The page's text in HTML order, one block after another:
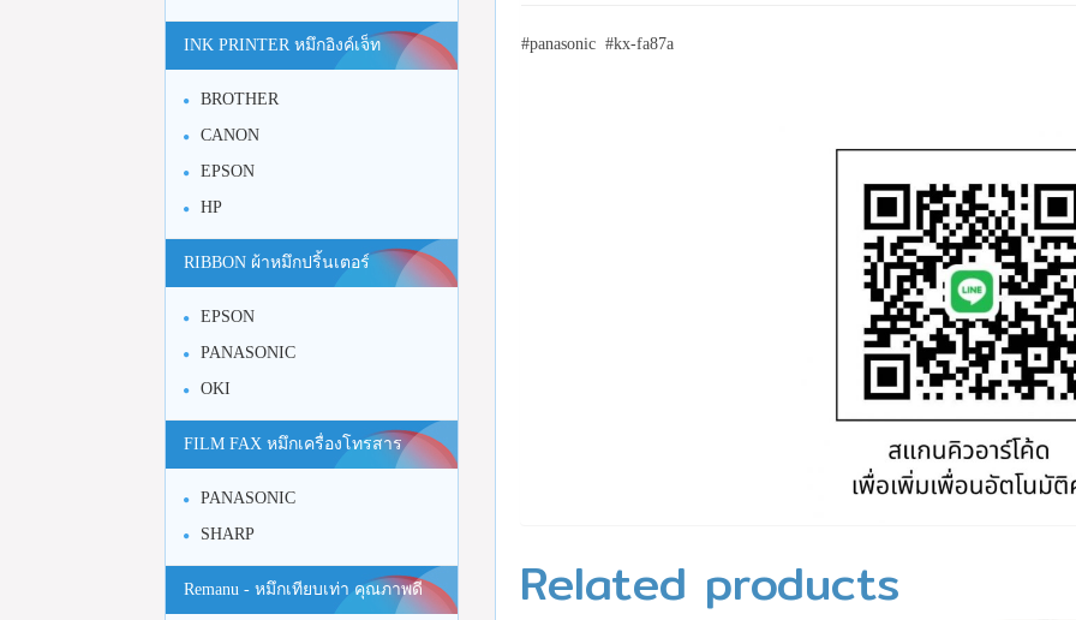
#panasonic #kx-fa87a
Related products
INK PRINTER หมึกอิงค์เจ็ท
BROTHER
CANON
EPSON
HP
RIBBON ผ้าหมึกปริ้นเตอร์
EPSON
PANASONIC
OKI
FILM FAX หมึกเครื่องโทรสาร
PANASONIC
SHARP
Remanu - หมึกเทียบเท่า คุณภาพดี